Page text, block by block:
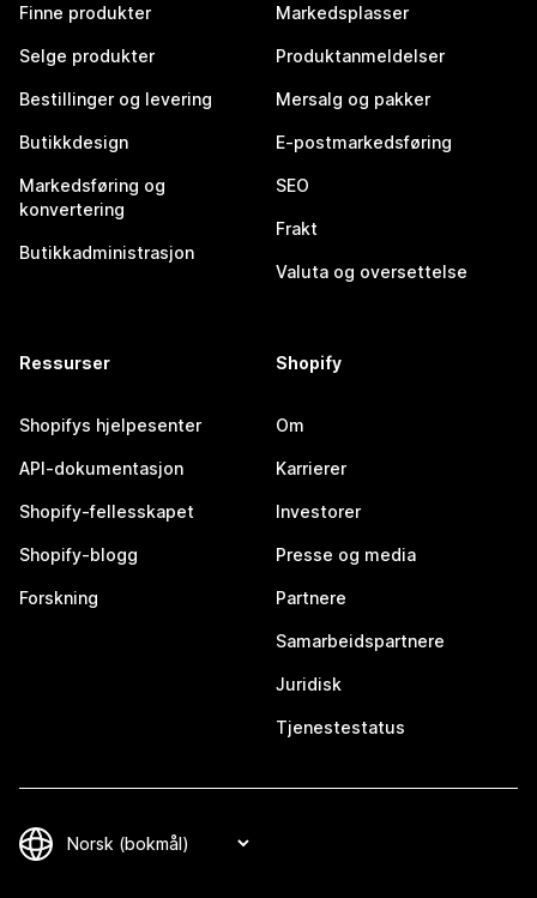
Finne produkter
Selge produkter
Bestillinger og levering
Butikkdesign
Markedsføring og
konvertering
Butikkadministrasjon
Markedsplasser
Produktanmeldelser
Mersalg og pakker
E-postmarkedsføring
SEO
Frakt
Valuta og oversettelse
Ressurser
Shopifys hjelpesenter
API-dokumentasjon
Shopify-fellesskapet
Shopify-blogg
Forskning
Shopify
Om
Karrierer
Investorer
Presse og media
Partnere
Samarbeidspartnere
Juridisk
Tjenestestatus